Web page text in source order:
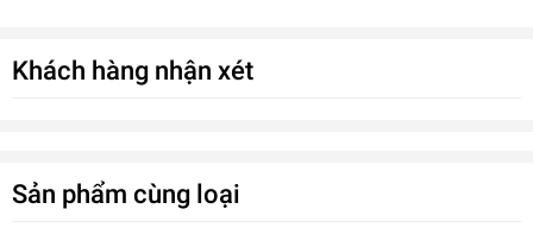
• Phù hợp với tiêu chuẩn - Meet the following standards
TCVN 5739-1993 và TCVN 6379-1998.
Thông số kỹ thuật:
Khách hàng nhận xét
Sản phẩm cùng loại